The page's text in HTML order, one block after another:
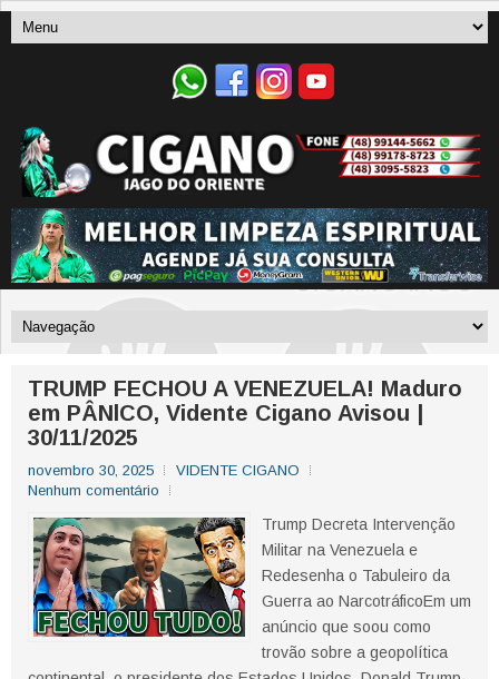
TRUMP FECHOU A VENEZUELA! Maduro
em PÂNlCO, Vidente Cigano Avisou |
30/11/2025
novembro 30, 2025
VIDENTE CIGANO
Nenhum comentário
Trump Decreta Intervenção
Militar na Venezuela e
Redesenha o Tabuleiro da
Guerra ao NarcotráficoEm um
anúncio que soou como
trovão sobre a geopolítica